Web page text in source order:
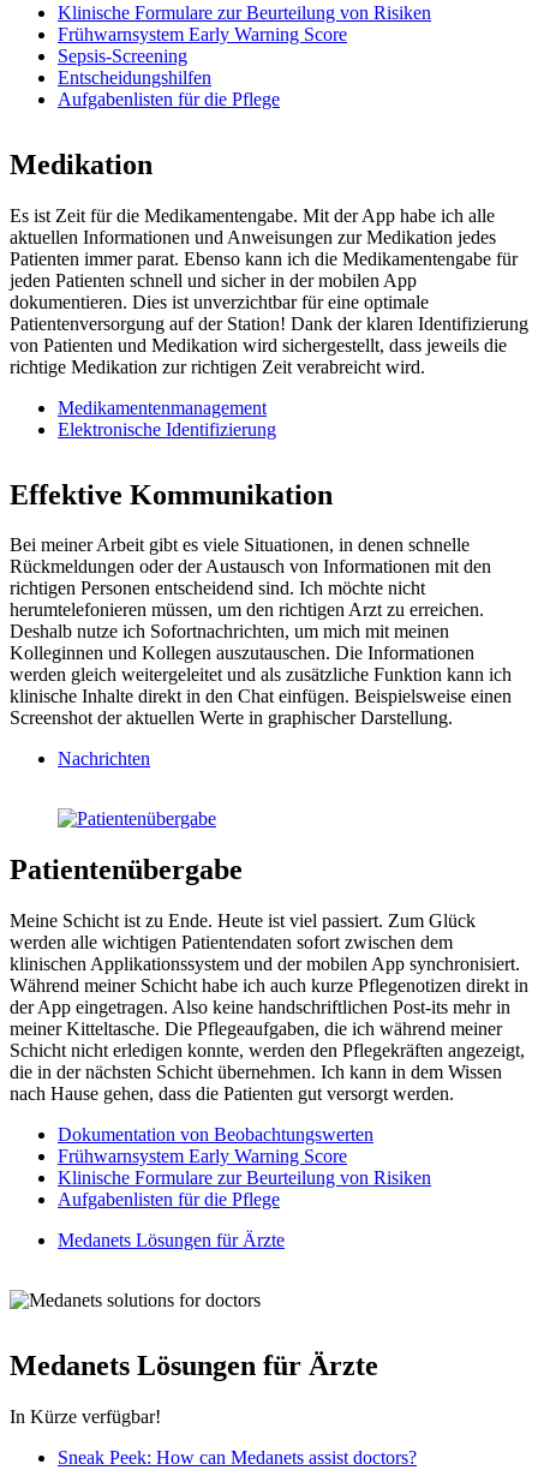
Klinische Formulare zur Beurteilung von Risiken
Frühwarnsystem Early Warning Score
Sepsis-Screening
Entscheidungshilfen
Aufgabenlisten für die Pflege
Medikation
Es ist Zeit für die Medikamentengabe. Mit der App habe ich alle
aktuellen Informationen und Anweisungen zur Medikation jedes
Patienten immer parat. Ebenso kann ich die Medikamentengabe für
jeden Patienten schnell und sicher in der mobilen App
dokumentieren. Dies ist unverzichtbar für eine optimale
Patientenversorgung auf der Station! Dank der klaren Identifizierung
von Patienten und Medikation wird sichergestellt, dass jeweils die
richtige Medikation zur richtigen Zeit verabreicht wird.
Medikamentenmanagement
Elektronische Identifizierung
Effektive Kommunikation
Bei meiner Arbeit gibt es viele Situationen, in denen schnelle
Rückmeldungen oder der Austausch von Informationen mit den
richtigen Personen entscheidend sind. Ich möchte nicht
herumtelefonieren müssen, um den richtigen Arzt zu erreichen.
Deshalb nutze ich Sofortnachrichten, um mich mit meinen
Kolleginnen und Kollegen auszutauschen. Die Informationen
werden gleich weitergeleitet und als zusätzliche Funktion kann ich
klinische Inhalte direkt in den Chat einfügen. Beispielsweise einen
Screenshot der aktuellen Werte in graphischer Darstellung.
Nachrichten
Patientenübergabe
Meine Schicht ist zu Ende. Heute ist viel passiert. Zum Glück
werden alle wichtigen Patientendaten sofort zwischen dem
klinischen Applikationssystem und der mobilen App synchronisiert.
Während meiner Schicht habe ich auch kurze Pflegenotizen direkt in
der App eingetragen. Also keine handschriftlichen Post-its mehr in
meiner Kitteltasche. Die Pflegeaufgaben, die ich während meiner
Schicht nicht erledigen konnte, werden den Pflegekräften angezeigt,
die in der nächsten Schicht übernehmen. Ich kann in dem Wissen
nach Hause gehen, dass die Patienten gut versorgt werden.
Dokumentation von Beobachtungswerten
Frühwarnsystem Early Warning Score
Klinische Formulare zur Beurteilung von Risiken
Aufgabenlisten für die Pflege
Medanets Lösungen für Ärzte
Medanets Lösungen für Ärzte
In Kürze verfügbar!
Sneak Peek: How can Medanets assist doctors?